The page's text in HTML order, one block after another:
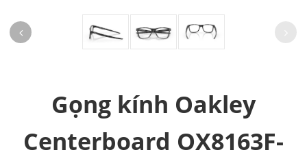
Gọng kính Oakley
Centerboard OX8163F-